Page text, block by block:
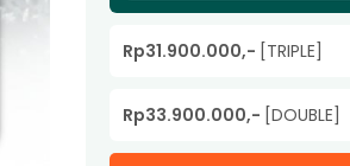
Rp31.900.000,- [TRIPLE]
Rp33.900.000,- [DOUBLE]